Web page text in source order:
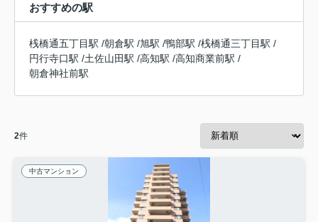
おすすめの駅
桟橋通五丁目駅 /朝倉駅 /旭駅 /鴨部駅 /桟橋通三丁目駅 /
円行寺口駅 /土佐山田駅 /高知駅 /高知商業前駅 /
朝倉神社前駅
2件
中古マンション